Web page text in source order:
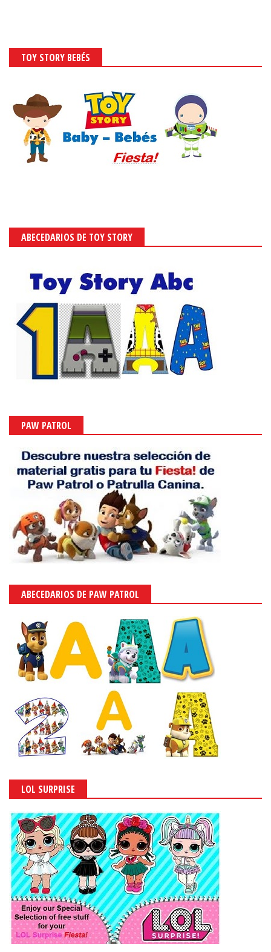
TOY STORY BEBÉS
ABECEDARIOS DE TOY STORY
PAW PATROL
ABECEDARIOS DE PAW PATROL
LOL SURPRISE